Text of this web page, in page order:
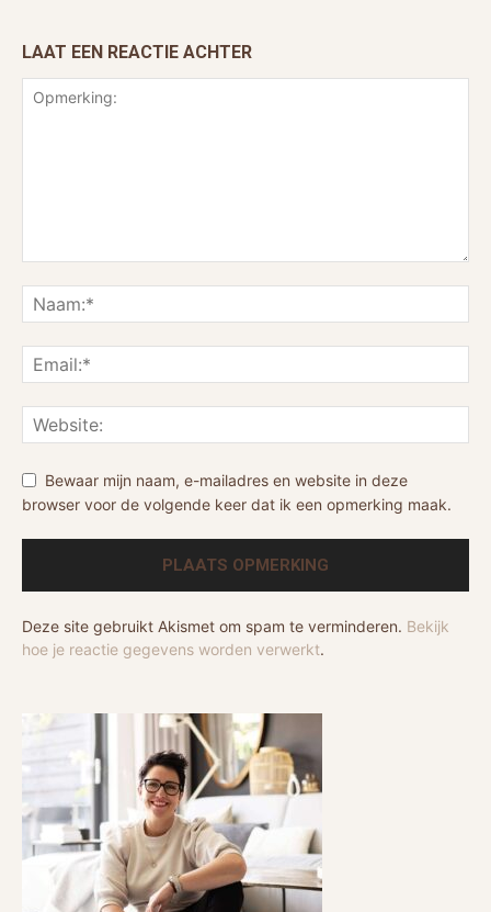
LAAT EEN REACTIE ACHTER
Bewaar mijn naam, e-mailadres en website in deze
browser voor de volgende keer dat ik een opmerking maak.
Deze site gebruikt Akismet om spam te verminderen. Bekijk
hoe je reactie gegevens worden verwerkt.